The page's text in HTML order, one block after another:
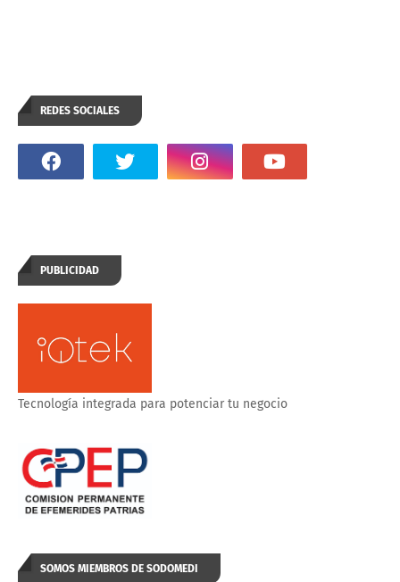
REDES SOCIALES
PUBLICIDAD
Tecnología integrada para potenciar tu negocio
SOMOS MIEMBROS DE SODOMEDI